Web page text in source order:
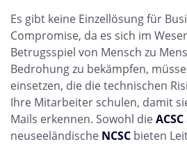
Es gibt keine Einzellösung für
Compromise, da es sich im
Betrugsspiel von Mensch zu
Bedrohung zu bekämpfen,
einsetzen, die die technischen
Ihre Mitarbeiter schulen, damit
Mails erkennen. Sowohl dieACSC
neuseeländische NCSC bieten